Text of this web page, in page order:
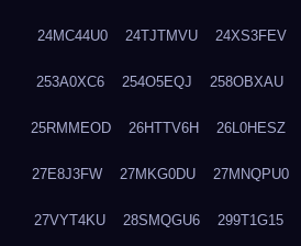
24MC44U0 24TJTMVU 24XS3FEV
253A0XC6 254O5EQJ 258OBXAU
25RMMEOD 26HTTV6H 26L0HESZ
27E8J3FW 27MKG0DU 27MNQPU0
27VYT4KU 28SMQGU6 299T1G15